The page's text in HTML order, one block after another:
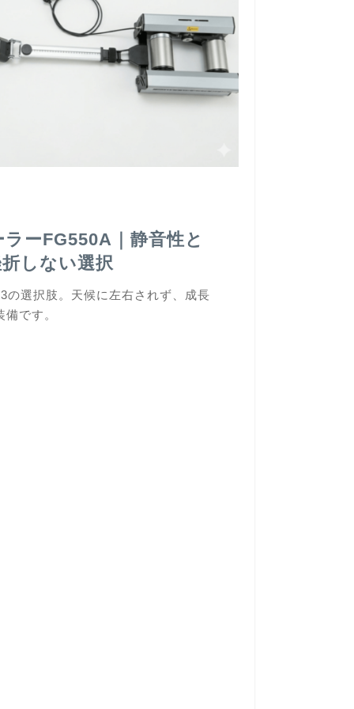
ーFG550A｜静音性と
しない選択
の選択肢。天候に左右されず、成長
です。